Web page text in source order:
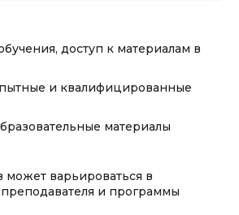
доступ к материалам в
и квалифицированные
материалы
может варьироваться в
и программы